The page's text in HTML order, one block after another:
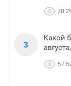
78
3
Какой
57